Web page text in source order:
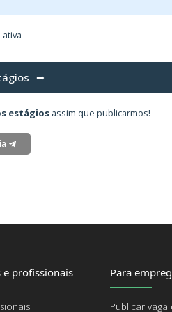
estágiosassim que publicarmos!
e profissionais Para
Publicar